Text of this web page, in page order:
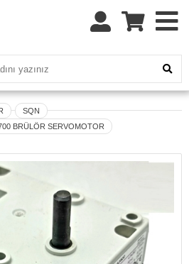
SQN
BRÜLÖR SERVOMOTOR